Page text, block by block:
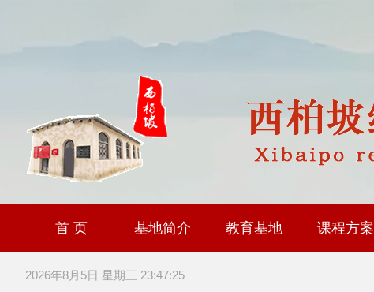
首 页 基地简介 教育基地 课程方案
2026年8月5日 星期三 23:47:26